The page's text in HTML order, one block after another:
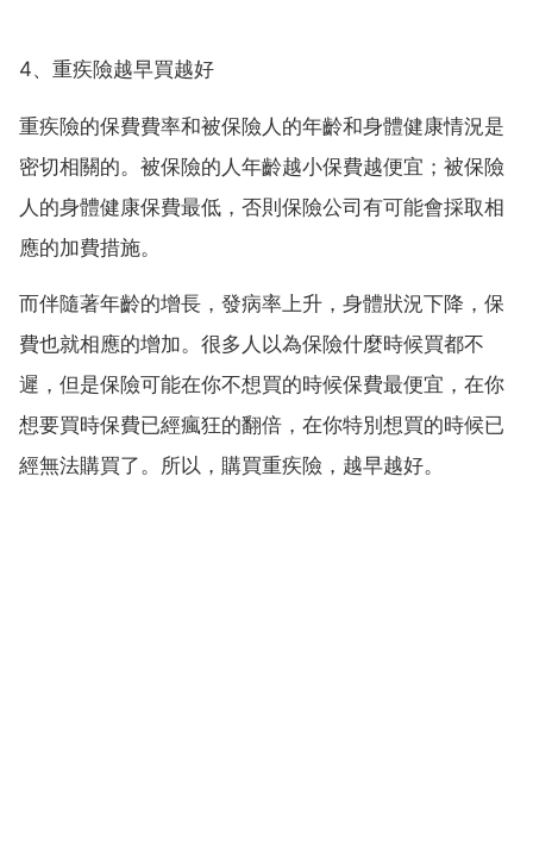
4、重疾險越早買越好
重疾險的保費費率和被保險人的年齡和身體健康情況是
密切相關的。被保險的人年齡越小保費越便宜；被保險
人的身體健康保費最低，否則保險公司有可能會採取相
應的加費措施。
而伴隨著年齡的增長，發病率上升，身體狀況下降，保
費也就相應的增加。很多人以為保險什麼時候買都不
遲，但是保險可能在你不想買的時候保費最便宜，在你
想要買時保費已經瘋狂的翻倍，在你特別想買的時候已
經無法購買了。所以，購買重疾險，越早越好。